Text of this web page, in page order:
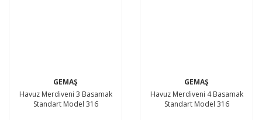
GEMAŞ
Havuz Merdiveni 3 Basamak
Standart Model 316
GEMAŞ
Havuz Merdiveni 4 Basamak
Standart Model 316